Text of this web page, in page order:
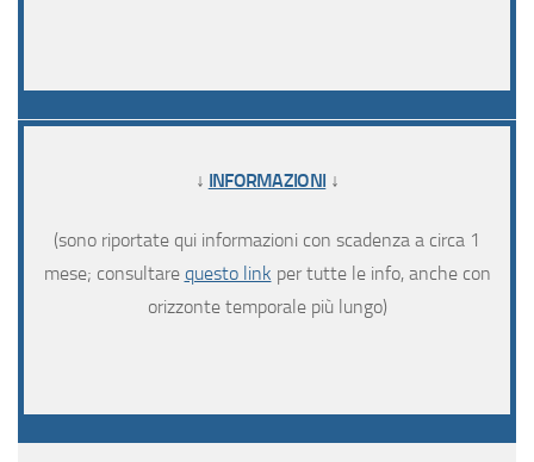
↓ INFORMAZIONI ↓
(sono riportate qui informazioni con scadenza a circa 1
mese; consultare questo link per tutte le info, anche con
orizzonte temporale più lungo)